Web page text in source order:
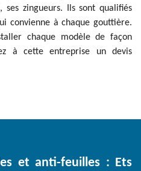
ses zingueurs. Ils sont qualifiés
convienne à chaque gouttière.
chaque modèle de façon
à cette entreprise un devis
et anti-feuilles : Ets